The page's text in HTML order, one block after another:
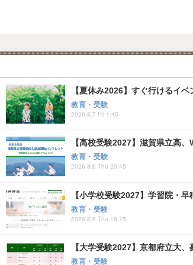
【夏休み2026】すぐ行けるイ
教育・受験
2026.8.7 Fri 1:45
【高校受験2027】滋賀県立高
教育・受験
2026.8.6 Thu 20:45
【小学校受験2027】学習院・
教育・受験
2026.8.6 Thu 18:15
【大学受験2027】京都府立大
教育・受験